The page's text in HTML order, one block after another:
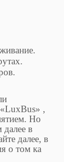
«LuxBus» ,
Но
в
далее, в
о том ка